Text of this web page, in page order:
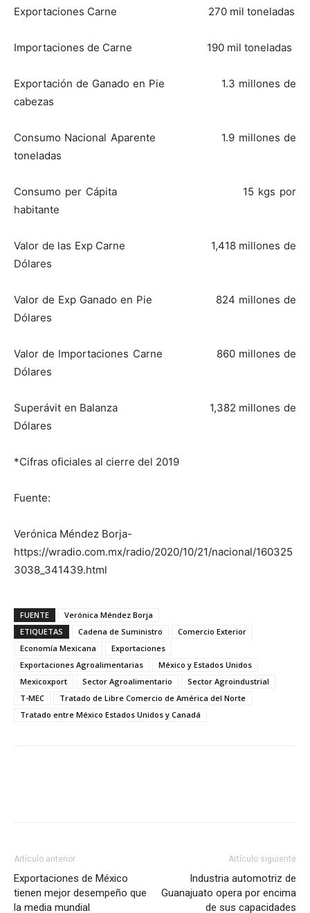
Exportaciones Carne 270 mil toneladas
Importaciones de Carne 190 mil toneladas
Exportación de Ganado en Pie 1.3 millones de
cabezas
Consumo Nacional Aparente 1.9 millones de
toneladas
Consumo per Cápita 15 kgs por
habitante
Valor de las Exp Carne 1,418 millones de
Dólares
Valor de Exp Ganado en Pie 824 millones de
Dólares
Valor de Importaciones Carne 860 millones de
Dólares
Superávit en Balanza 1,382 millones de
Dólares
*Cifras oficiales al cierre del 2019
Fuente:
Verónica Méndez Borja-
https://wradio.com.mx/radio/2020/10/21/nacional/160325
3038_341439.html
FUENTE
Verónica Méndez Borja
ETIQUETAS
Cadena de Suministro
Comercio Exterior
Economía Mexicana
Exportaciones
Exportaciones Agroalimentarias
México y Estados Unidos
Mexicoxport
Sector Agroalimentario
Sector Agroindustrial
T-MEC
Tratado de Libre Comercio de América del Norte
Tratado entre México Estados Unidos y Canadá
Artículo anterior
Exportaciones de México
tienen mejor desempeño que
la media mundial
Artículo siguiente
Industria automotriz de
Guanajuato opera por encima
de sus capacidades